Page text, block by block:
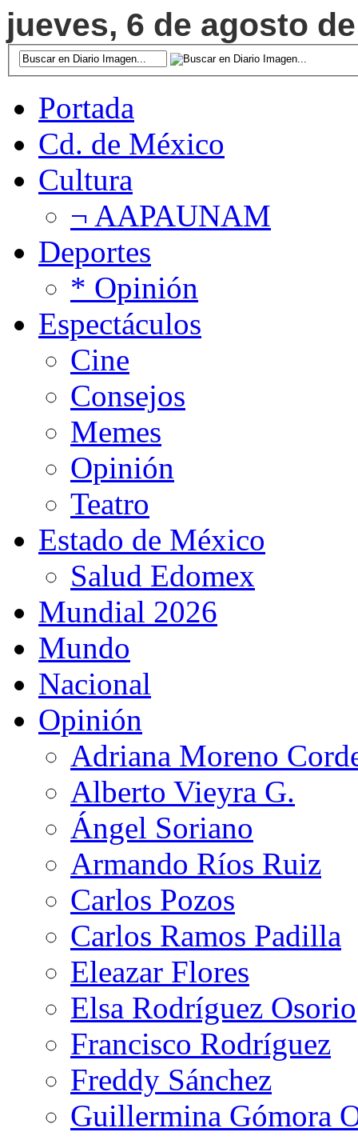
jueves, 6 de agosto
Portada
Cd. de México
Cultura
¬ AAPAUNAM
Deportes
* Opinión
Espectáculos
Cine
Consejos
Memes
Opinión
Teatro
Estado de México
Salud Edomex
Mundial 2026
Mundo
Nacional
Opinión
Adriana Moreno
Alberto Vieyra G.
Ángel Soriano
Armando Ríos Ruiz
Carlos Pozos
Carlos Ramos Padilla
Eleazar Flores
Elsa Rodríguez Osorio
Francisco Rodríguez
Freddy Sánchez
Guillermina Gómora